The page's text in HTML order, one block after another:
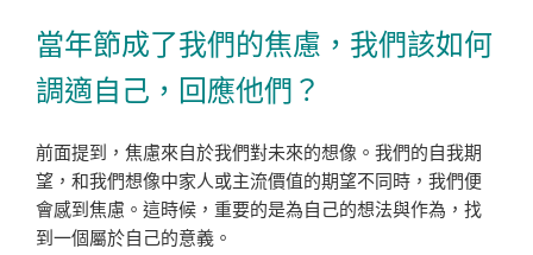
當年節成了我們的焦慮，我們該如何
調適自己，回應他們？
前面提到，焦慮來自於我們對未來的想像。我們的自我期
望，和我們想像中家人或主流價值的期望不同時，我們便
會感到焦慮。這時候，重要的是為自己的想法與作為，找
到一個屬於自己的意義。